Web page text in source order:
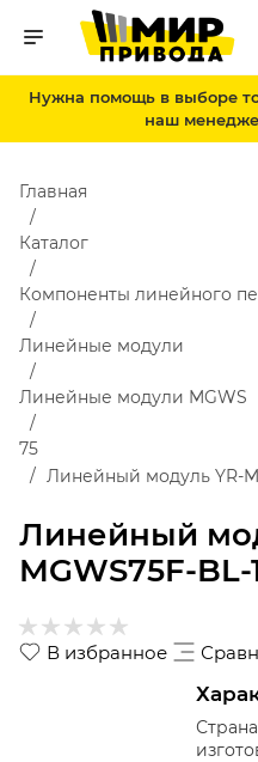
Нужна помощь в выборе
наш
Линейный
MGWS75F-BL-
Главная
Каталог
Компоненты линейного
Линейные модули
Линейные модули MGWS
75
Линейный модуль YR-
В избранное
Страна